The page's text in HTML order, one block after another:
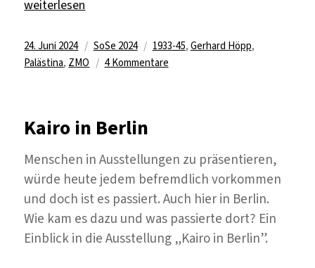
„Die Akte „Palästinakonflikt und Berlin““
weiterlesen
Veröffentlicht
am
24. Juni 2024 Kategorien
SoSe 2024 Schlagwörter
1933-45, Gerhard Höpp,
Palästina, ZMO 4 Kommentarezu
Kairo in Berlin
Menschen in Ausstellungen zu präsentieren,
würde heute jedem befremdlich vorkommen
und doch ist es passiert. Auch hier in Berlin.
Wie kam es dazu und was passierte dort? Ein
Einblick in die Ausstellung „Kairo in Berlin”.